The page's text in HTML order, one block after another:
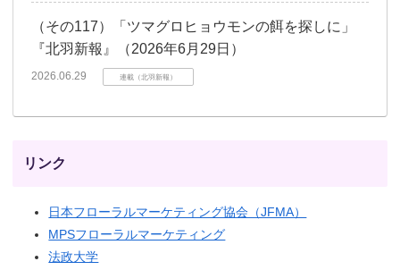
（その117）「ツマグロヒョウモンの餌を探しに」
『北羽新報』（2026年6月29日）
2026.06.29 連載（北羽新報）
リンク
日本フローラルマーケティング協会（JFMA）
MPSフローラルマーケティング
法政大学